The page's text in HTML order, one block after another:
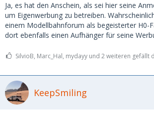
Ja, es hat den Anschein, als sei hier seine
um Eigenwerbung zu betreiben.
einem Modellbahnforum als begeisterter H0-
dort ebenfalls einen Aufhänger für seine
SilvioB, Marc_Hal, mydayy und 2 weiteren gefällt
KeepSmiling